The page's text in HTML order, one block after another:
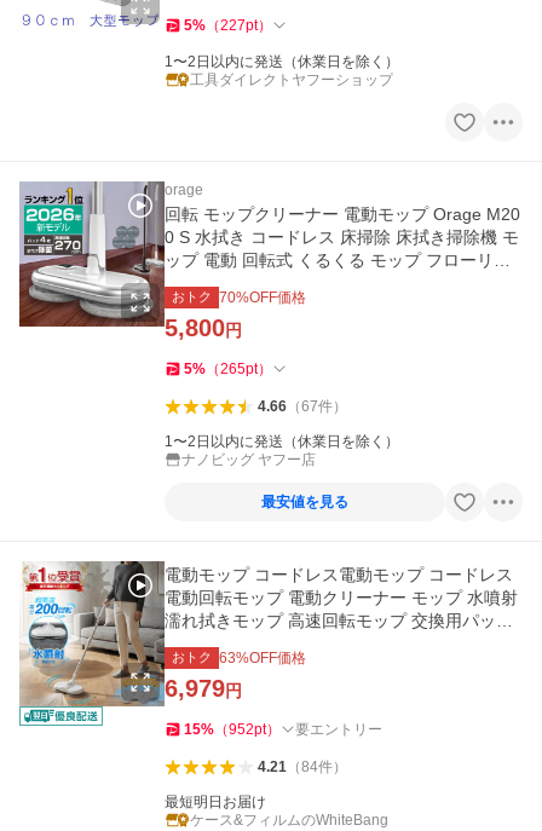
5% （227pt）
1〜2日以内に発送（休業日を除く）
工具ダイレクトヤフーショップ
orage
回転 モップクリーナー 電動モップ Orage M20
0 S 水拭き コードレス 床掃除 床拭き掃除機 モ
ップ 電動 回転式 くるくる モップ フローリン
グ Orage M200S
おトク 70%OFF価格
5,800円
5% （265pt）
4.66（67件）
1〜2日以内に発送（休業日を除く）
ナノビッグ ヤフー店
最安値を見る
電動モップ コードレス電動モップ コードレス
電動回転モップ 電動クリーナー モップ 水噴射
濡れ拭きモップ 高速回転モップ 交換用パッド
付き 年末大掃除
おトク 63%OFF価格
6,979円
15% （952pt） 要エントリー
4.21（84件）
最短明日お届け
ケース&フィルムのWhiteBang